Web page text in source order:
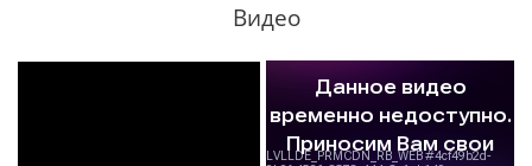
Видео